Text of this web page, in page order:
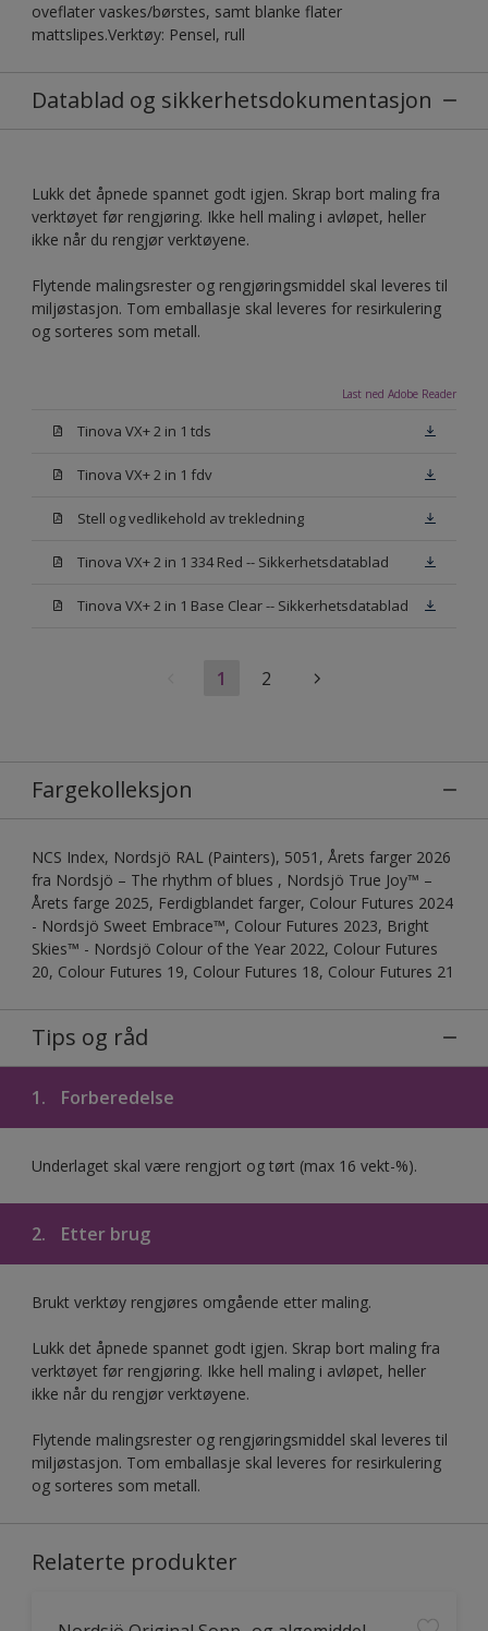
oveflater vaskes/børstes, samt blanke flater
mattslipes.Verktøy: Pensel, rull
Datablad og sikkerhetsdokumentasjon
Lukk det åpnede spannet godt igjen. Skrap bort maling fra
verktøyet før rengjøring. Ikke hell maling i avløpet, heller
ikke når du rengjør verktøyene.
Flytende malingsrester og rengjøringsmiddel skal leveres til
miljøstasjon. Tom emballasje skal leveres for resirkulering
og sorteres som metall.
Last ned Adobe Reader
Tinova VX+ 2 in 1 tds
Tinova VX+ 2 in 1 fdv
Stell og vedlikehold av trekledning
Tinova VX+ 2 in 1 334 Red -- Sikkerhetsdatablad
Tinova VX+ 2 in 1 Base Clear -- Sikkerhetsdatablad
1 2
Fargekolleksjon
NCS Index, Nordsjö RAL (Painters), 5051, Årets farger 2026
fra Nordsjö – The rhythm of blues , Nordsjö True Joy™ –
Årets farge 2025, Ferdigblandet farger, Colour Futures 2024
- Nordsjö Sweet Embrace™, Colour Futures 2023, Bright
Skies™ - Nordsjö Colour of the Year 2022, Colour Futures
20, Colour Futures 19, Colour Futures 18, Colour Futures 21
Tips og råd
1. Forberedelse
Underlaget skal være rengjort og tørt (max 16 vekt-%).
2. Etter brug
Brukt verktøy rengjøres omgående etter maling.
Lukk det åpnede spannet godt igjen. Skrap bort maling fra
verktøyet før rengjøring. Ikke hell maling i avløpet, heller
ikke når du rengjør verktøyene.
Flytende malingsrester og rengjøringsmiddel skal leveres til
miljøstasjon. Tom emballasje skal leveres for resirkulering
og sorteres som metall.
Relaterte produkter